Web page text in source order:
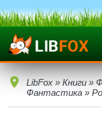
LibFox » Книги »
Фантастика »